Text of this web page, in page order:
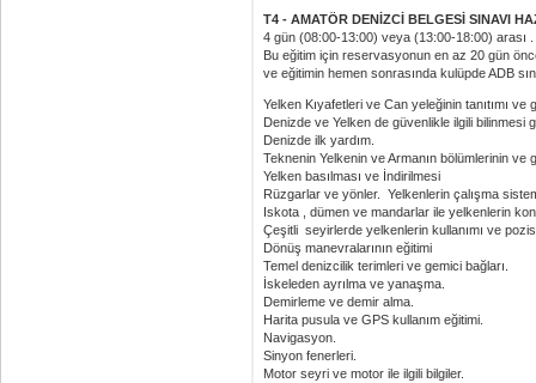
T4 - AMATÖR DENİZCİ BELGESİ SINAVI
4 gün (08:00-13:00) veya (13:00-18:00)
Bu eğitim için reservasyonun en az 20 gün
ve eğitimin hemen sonrasında kulüpde ADB
Yelken Kıyafetleri ve Can yeleğinin tanıtımı ve
Denizde ve Yelken de güvenlikle ilgili bilinmesi
Denizde ilk yardım.
Teknenin Yelkenin ve Armanın bölümlerinin ve
Yelken basılması ve İndirilmesi
Rüzgarlar ve yönler. Yelkenlerin çalışma
Iskota , dümen ve mandarlar ile yelkenlerin
Çeşitli seyirlerde yelkenlerin kullanımı ve
Dönüş manevralarının eğitimi
Temel denizcilik terimleri ve gemici bağları.
İskeleden ayrılma ve yanaşma.
Demirleme ve demir alma.
Harita pusula ve GPS kullanım eğitimi.
Navigasyon.
Sinyon fenerleri.
Motor seyri ve motor ile ilgili bilgiler.